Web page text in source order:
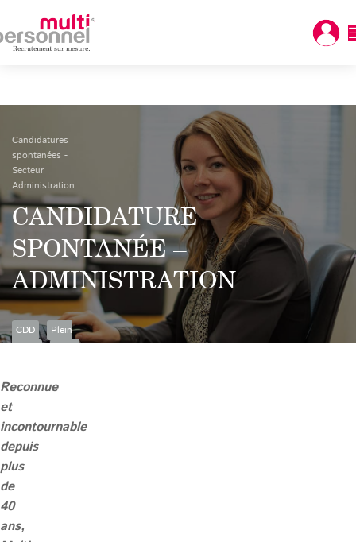
Candidatures
spontanées -
Secteur
Administration
CANDIDATURE
SPONTANÉE –
ADMINISTRATION
CDD
Plein
partiel
Reconnue
et
incontournable
depuis
plus
de
40
ans,